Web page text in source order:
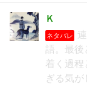
Ｋ
ネタバレ
語。最後
着く過程
ぎる気が